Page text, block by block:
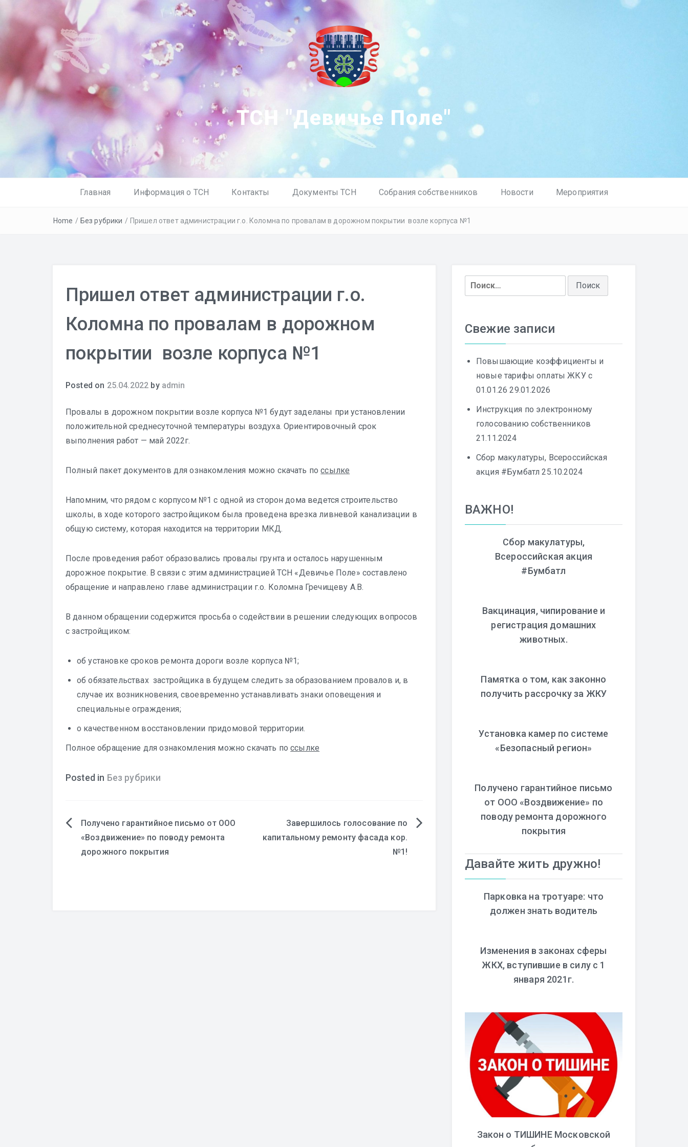
ТСН "Девичье Поле"
Главная Информация о ТСН Контакты Документы ТСН Собрания собственников Новости Мероприятия
Home / Без рубрики / Пришел ответ администрации г.о. Коломна по провалам в дорожном покрытии возле корпуса №1
Пришел ответ администрации г.о.
Коломна по провалам в дорожном
покрытии возле корпуса №1
Posted on 25.04.2022 by admin
Провалы в дорожном покрытии возле корпуса №1 будут заделаны при установлении
положительной среднесуточной температуры воздуха. Ориентировочный срок
выполнения работ — май 2022г.
Полный пакет документов для ознакомления можно скачать поссылке
Напомним, что рядом с корпусом №1 c одной из сторон дома ведется строительство
школы, в ходе которого застройщиком была проведена врезка ливневой канализации в
общую систему, которая находится на территории МКД.
После проведения работ образовались провалы грунта и осталось нарушенным
дорожное покрытие. В связи с этим администрацией ТСН «Девичье Поле» составлено
обращение и направлено главе администрации г.о. Коломна Гречищеву А.В.
В данном обращении содержится просьба о содействии в решении следующих вопросов
с застройщиком:
об установке сроков ремонта дороги возле корпуса №1;
об обязательствах застройщика в будущем следить за образованием провалов и, в
случае их возникновения, своевременно устанавливать знаки оповещения и
специальные ограждения;
о качественном восстановлении придомовой территории.
Полное обращение для ознакомления можно скачать поссылке
Posted in Без рубрики
Навигация
Получено гарантийное письмо от ООО
«Воздвижение» по поводу ремонта
дорожного покрытия
Завершилось голосование по
капитальному ремонту фасада кор.
№1!
Найти:
Свежие записи
Повышающие коэффициенты и
новые тарифы оплаты ЖКУ с
01.01.26 29.01.2026
Инструкция по электронному
голосованию собственников
21.11.2024
Сбор макулатуры, Всероссийская
акция #Бумбатл 25.10.2024
ВАЖНО!
Сбор макулатуры,
Всероссийская акция
#Бумбатл
Вакцинация, чипирование и
регистрация домашних
животных.
Памятка о том, как законно
получить рассрочку за ЖКУ
Установка камер по системе
«Безопасный регион»
Получено гарантийное письмо
от ООО «Воздвижение» по
поводу ремонта дорожного
покрытия
Давайте жить дружно!
Парковка на тротуаре: что
должен знать водитель
Изменения в законах сферы
ЖКХ, вступившие в силу с 1
января 2021г.
Закон о ТИШИНЕ Московской